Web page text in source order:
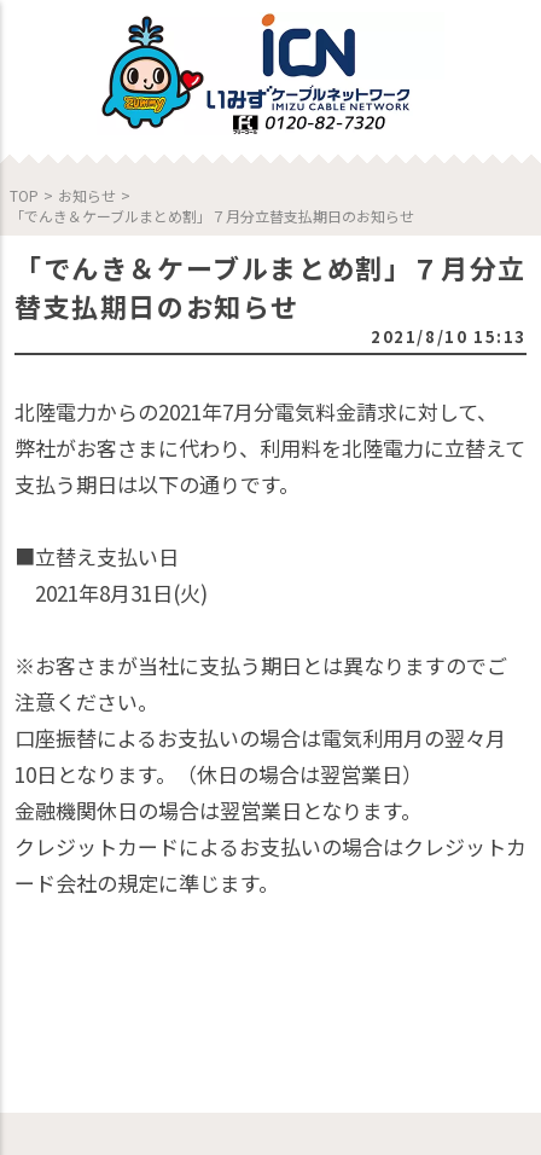
TOP > お知らせ >
「でんき＆ケーブルまとめ割」７月分立替支払期日のお知らせ
「でんき＆ケーブルまとめ割」７月分立
替支払期日のお知らせ
2021/8/10 15:13
北陸電力からの2021年7月分電気料金請求に対して、
弊社がお客さまに代わり、利用料を北陸電力に立替えて
支払う期日は以下の通りです。
■立替え支払い日
2021年8月31日(火)
※お客さまが当社に支払う期日とは異なりますのでご
注意ください。
口座振替によるお支払いの場合は電気利用月の翌々月
10日となります。（休日の場合は翌営業日）
金融機関休日の場合は翌営業日となります。
クレジットカードによるお支払いの場合はクレジットカ
ード会社の規定に準じます。